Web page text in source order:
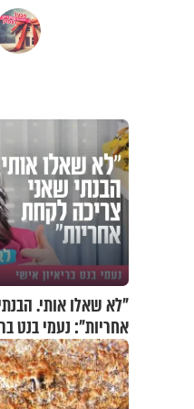
"לא שאלו אותי.
אחריות": נעמי בנט